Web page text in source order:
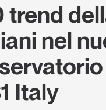
trend
nel
Italy